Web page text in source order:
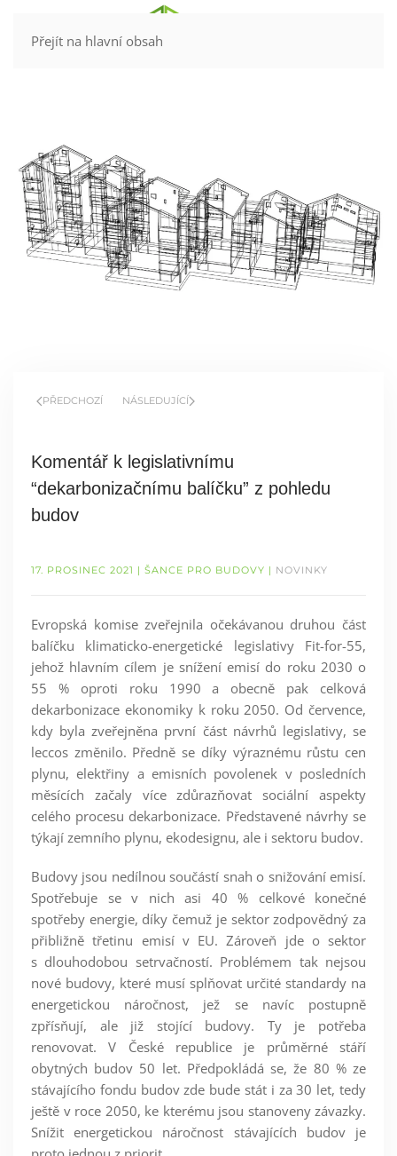
Přejít na hlavní obsah
PŘEDCHOZÍ NÁSLEDUJÍCÍ
Komentář k legislativnímu
“dekarbonizačnímu balíčku” z pohledu
budov
17. PROSINEC 2021 | ŠANCE PRO BUDOVY | NOVINKY
Evropská komise zveřejnila očekávanou druhou část
balíčku klimaticko-energetické legislativy Fit-for-55,
jehož hlavním cílem je snížení emisí do roku 2030 o
55 % oproti roku 1990 a obecně pak celková
dekarbonizace ekonomiky k roku 2050. Od července,
kdy byla zveřejněna první část návrhů legislativy, se
leccos změnilo. Předně se díky výraznému růstu cen
plynu, elektřiny a emisních povolenek v posledních
měsících začaly více zdůrazňovat sociální aspekty
celého procesu dekarbonizace. Představené návrhy se
týkají zemního plynu, ekodesignu, ale i sektoru budov.
Budovy jsou nedílnou součástí snah o snižování emisí.
Spotřebuje se v nich asi 40 % celkové konečné
spotřeby energie, díky čemuž je sektor zodpovědný za
přibližně třetinu emisí v EU. Zároveň jde o sektor
s dlouhodobou setrvačností. Problémem tak nejsou
nové budovy, které musí splňovat určité standardy na
energetickou náročnost, jež se navíc postupně
zpřísňují, ale již stojící budovy. Ty je potřeba
renovovat. V České republice je průměrné stáří
obytných budov 50 let. Předpokládá se, že 80 % ze
stávajícího fondu budov zde bude stát i za 30 let, tedy
ještě v roce 2050, ke kterému jsou stanoveny závazky.
Snížit energetickou náročnost stávajících budov je